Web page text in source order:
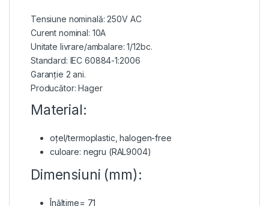
Tensiune nominală: 250V AC
Curent nominal: 10A
Unitate livrare/ambalare: 1/12bc.
Standard: IEC 60884-1:2006
Garanție 2 ani.
Producător: Hager
Material:
oțel/termoplastic, halogen-free
culoare: negru (RAL9004)
Dimensiuni (mm):
Înălțime= 71